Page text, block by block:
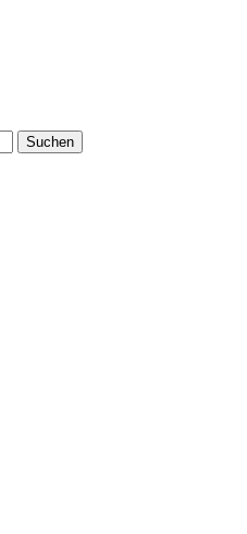
Suchen